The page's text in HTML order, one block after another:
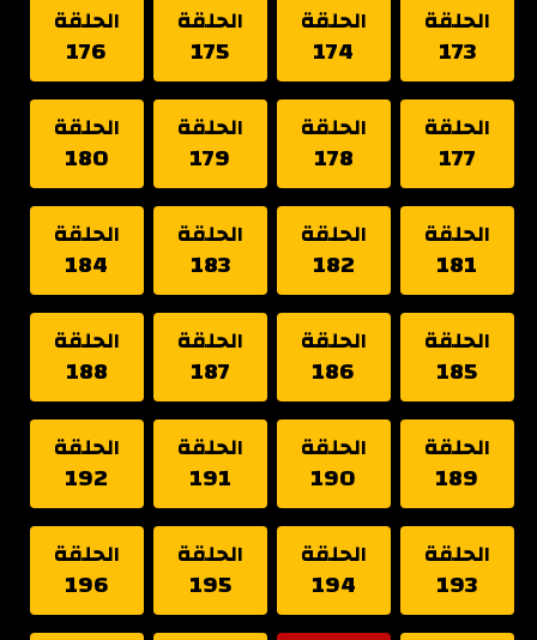
الحلقة
173
الحلقة
174
الحلقة
175
الحلقة
176
الحلقة
177
الحلقة
178
الحلقة
179
الحلقة
180
الحلقة
181
الحلقة
182
الحلقة
183
الحلقة
184
الحلقة
185
الحلقة
186
الحلقة
187
الحلقة
188
الحلقة
189
الحلقة
190
الحلقة
191
الحلقة
192
الحلقة
193
الحلقة
194
الحلقة
195
الحلقة
196